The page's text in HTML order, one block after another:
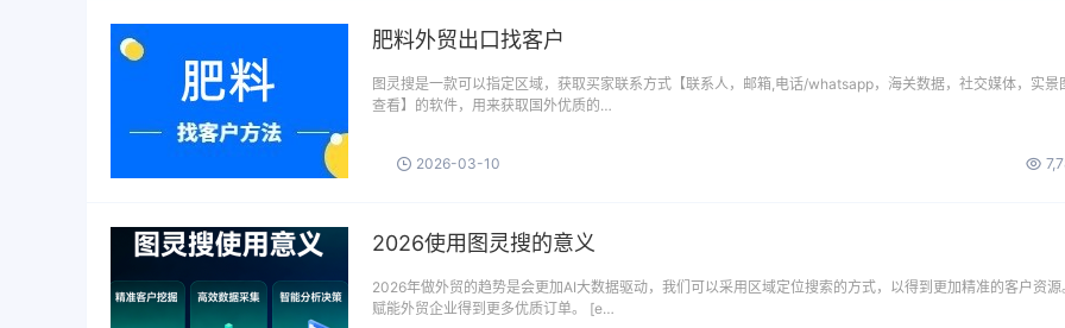
肥料外贸出口找客户
图灵搜是一款可以指定区域，获取买家联系方式【联系人，邮箱,电话/whatsapp，海关数据，社交媒体，实景
查看】的软件，用来获取国外优质的…
2026-03-10
2026使用图灵搜的意义
2026年做外贸的趋势是会更加AI大数据驱动，我们可以采用区域定位搜索的方式，以得到更加精准的客户资源
赋能外贸企业得到更多优质订单。 [e…